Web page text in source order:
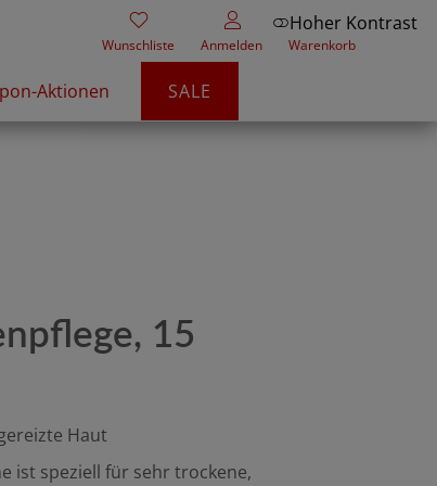
Hoher Kontrast
Wunschliste Anmelden Warenkorb
Aktionen SALE
15
Haut
ist speziell für sehr trockene,